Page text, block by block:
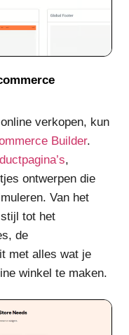
verkopen, kun
Builder.
,
ontwerpen die
Van het
tot het
de
met alles wat je
winkel te maken.